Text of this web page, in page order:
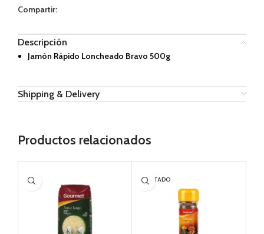
Compartir:
Descripción
Jamón Rápido Loncheado Bravo 500g
Shipping & Delivery
Productos relacionados
AGOTADO